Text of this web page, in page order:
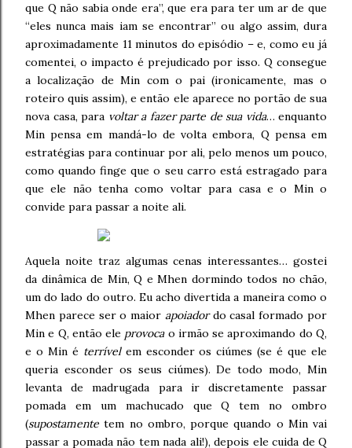
que Q não sabia onde era”, que era para ter um ar de que
“eles nunca mais iam se encontrar” ou algo assim, dura
aproximadamente 11 minutos do episódio – e, como eu já
comentei, o impacto é prejudicado por isso. Q consegue
a localização de Min com o pai (ironicamente, mas o
roteiro quis assim), e então ele aparece no portão de sua
nova casa, para voltar a fazer parte de sua vida… enquanto
Min pensa em mandá-lo de volta embora, Q pensa em
estratégias para continuar por ali, pelo menos um pouco,
como quando finge que o seu carro está estragado para
que ele não tenha como voltar para casa e o Min o
convide para passar a noite ali.
Aquela noite traz algumas cenas interessantes… gostei
da dinâmica de Min, Q e Mhen dormindo todos no chão,
um do lado do outro. Eu acho divertida a maneira como o
Mhen parece ser o maior apoiadordo casal formado por
Min e Q, então ele provocao irmão se aproximando do Q,
e o Min é terrívelem esconder os ciúmes (se é que ele
queria esconder os seus ciúmes). De todo modo, Min
levanta de madrugada para ir discretamente passar
pomada em um machucado que Q tem no ombro
(supostamente tem no ombro, porque quando o Min vai
passar a pomada não tem nada ali!), depois ele cuida de Q